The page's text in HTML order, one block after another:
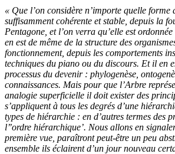
« Que l’on considère n’importe quelle forme
suffisamment cohérente et stable, depuis la
Pentagone, et l’on verra qu’elle est
en est de même de la structure des
fonctionnement, depuis les comportements
techniques du piano ou du discours. Et il en
processus du devenir : phylogenèse,
connaissances. Mais pour que l’Arbre
analogie superficielle il doit exister des
s’appliquent à tous les degrés d’une
types de hiérarchie : en d’autres termes des
l’’ordre hiérarchique’. Nous allons en
première vue, paraîtront peut-être un peu
ensemble ils éclairent d’un jour nouveau